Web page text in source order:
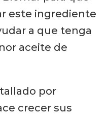
este ingrediente
a que tenga
aceite de
por
crecer sus